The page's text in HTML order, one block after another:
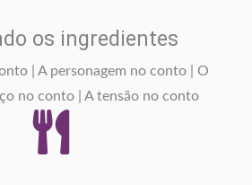
os ingredientes
| A personagem no conto | O
no conto | A tensão no conto